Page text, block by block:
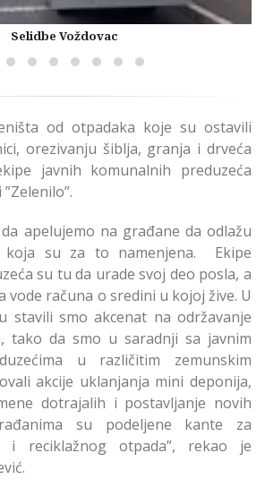
Selidbe Voždovac
od otpadaka koje su ostavili
orezivanju šiblja, granja i drveća
javnih komunalnih preduzeća
apelujemo na građane da odlažu
koja su za to namenjena. Ekipe
su tu da urade svoj deo posla, a
vode računa o sredini u kojoj žive. U
stavili smo akcenat na održavanje
tako da smo u saradnji sa javnim
u različitim zemunskim
akcije uklanjanja mini deponija,
dotrajalih i postavljanje novih
su podeljene kante za
i reciklažnog otpada”, rekao je